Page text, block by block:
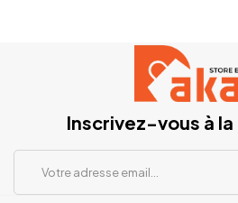
Inscrivez-vous à